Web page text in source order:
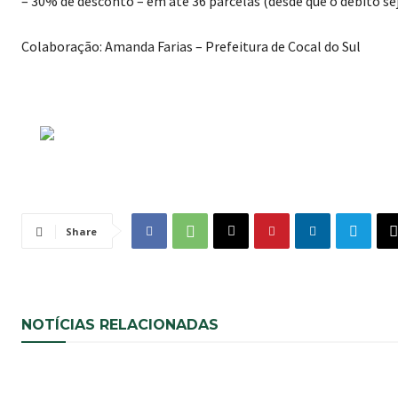
Colaboração: Amanda Farias – Prefeitura de Cocal do Sul
Share
NOTÍCIAS RELACIONADAS